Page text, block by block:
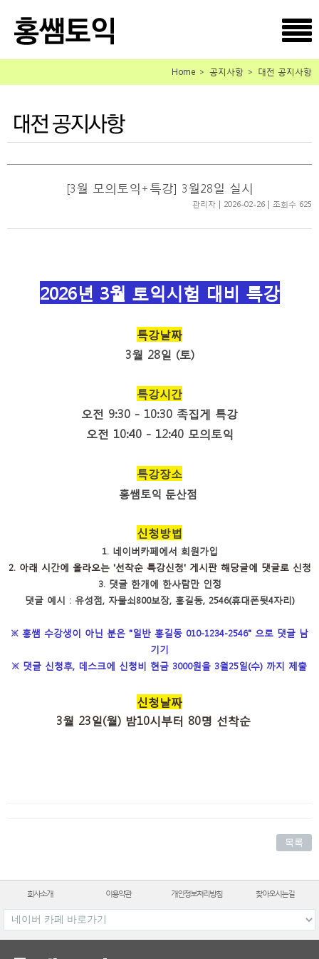
Home ＞ 공지사항 ＞ 대전 공지사항
[3월 모의토익+특강] 3월28일 실시
관리자 | 2026-02-26 | 조회수 625
2026년 3월 토익시험 대비 특강
특강날짜
3월 28일 (토)
특강시간
오전 9:30 - 10:30 족집게 특강
오전 10:40 - 12:40 모의토익
특강장소
홍쌤토익 둔산점
신청방법
1. 네이버카페에서 회원가입
2. 아래 시간에 올라오는 '선착순 특강신청' 게시판해당글에 댓글로신청
3. 댓글 한개에 한사람만인정
​댓글 예시 : 유성점, 자물쇠800보장, 홍길동, 2546(휴대폰뒷4자리)
※ 홍쌤 수강생이 아닌 분은 "일반 홍길동 010-1234-2546" 으로 댓글 남
기기
※ 댓글 신청후, 데스크에 신청비 현금 3000원을 3월25일(수) 까지 제출
신청날짜
3월 23일(월) 밤10시부터 80명 선착순
목록
회사소개 이용약관 개인정보처리방침 찾아오시는길